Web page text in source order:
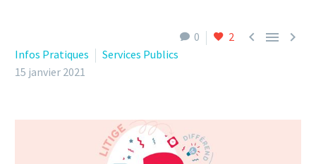
0 2   
Infos Pratiques
Services Publics
15 janvier 2021